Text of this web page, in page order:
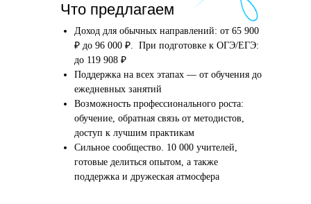
Что предлагаем
Доход для обычных направлений: от 65 900
₽ до 96 000 ₽. При подготовке к ОГЭ/ЕГЭ:
до 119 908 ₽
Поддержка на всех этапах — от обучения до
ежедневных занятий
Возможность профессионального роста:
обучение, обратная связь от методистов,
доступ к лучшим практикам
Сильное сообщество. 10 000 учителей,
готовые делиться опытом, а также
поддержка и дружеская атмосфера
после того, как вы
оставите заявку
Английский язык Школьные предметы
Аудиоинтервью
Отвечаете по-английски на 4 вопроса